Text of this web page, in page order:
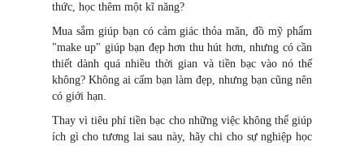
thức, học thêm một kĩ năng?
Mua sắm giúp bạn có cảm giác thỏa mãn, đồ mỹ phẩm
"make up" giúp bạn đẹp hơn thu hút hơn, nhưng có cần
thiết dành quá nhiều thời gian và tiền bạc vào nó thế
không? Không ai cấm bạn làm đẹp, nhưng bạn cũng nên
có giới hạn.
Thay vì tiêu phí tiền bạc cho những việc không thể giúp
ích gì cho tương lai sau này, hãy chi cho sự nghiệp học